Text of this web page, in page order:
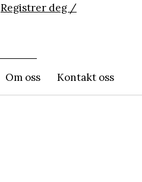
Registrer deg /
Om oss Kontakt oss